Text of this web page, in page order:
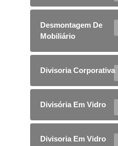
Desmontagem De
Mobiliário
Divisoria Corporativa
Divisória Em Vidro
Divisoria Em Vidro